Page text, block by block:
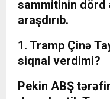
sammitinin dörd
araşdırıb.
1. Tramp Çinə
siqnal verdimi?
Pekin ABŞ